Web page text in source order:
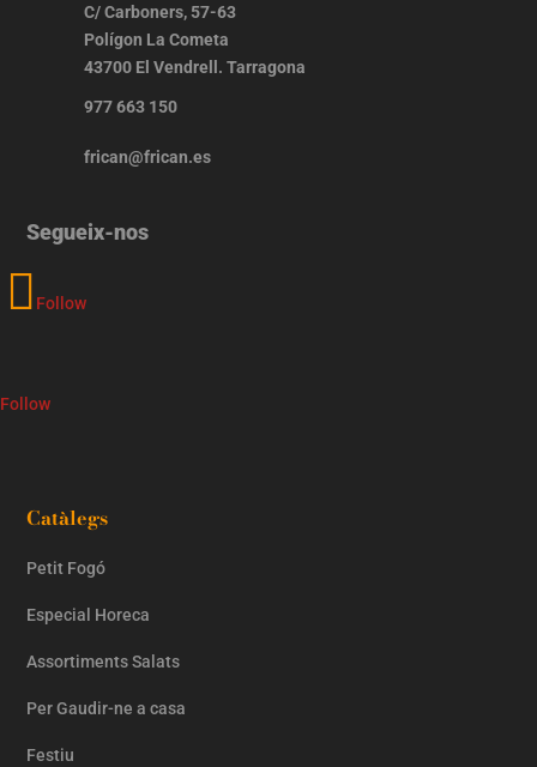
C/ Carboners, 57-63
Polígon La Cometa
43700 El Vendrell. Tarragona
977 663 150
frican@frican.es
Segueix-nos
Follow
Follow
Catàlegs
Petit Fogó
Especial Horeca
Assortiments Salats
Per Gaudir-ne a casa
Festiu